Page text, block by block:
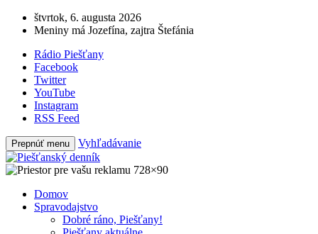
štvrtok, 6. augusta 2026
Meniny má Jozefína, zajtra Štefánia
Rádio Piešťany
Facebook
Twitter
YouTube
Instagram
RSS Feed
Prepnúť menu Vyhľadávanie
Domov
Spravodajstvo
Dobré ráno, Piešťany!